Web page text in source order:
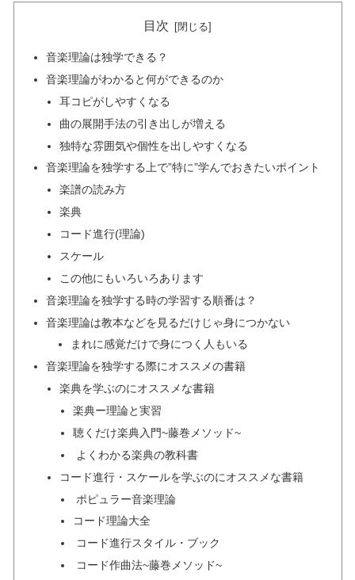
目次
音楽理論は独学できる？
音楽理論がわかると何ができるのか
耳コピがしやすくなる
曲の展開手法の引き出しが増える
独特な雰囲気や個性を出しやすくなる
音楽理論を独学する上で”特に”学んでおきたいポイント
楽譜の読み方
楽典
コード進行(理論)
スケール
この他にもいろいろあります
音楽理論を独学する時の学習する順番は？
音楽理論は教本などを見るだけじゃ身につかない
まれに感覚だけで身につく人もいる
音楽理論を独学する際にオススメの書籍
楽典を学ぶのにオススメな書籍
楽典ー理論と実習
聴くだけ楽典入門~藤巻メソッド~
よくわかる楽典の教科書
コード進行・スケールを学ぶのにオススメな書籍
ポピュラー音楽理論
コード理論大全
コード進行スタイル・ブック
コード作曲法~藤巻メソッド~